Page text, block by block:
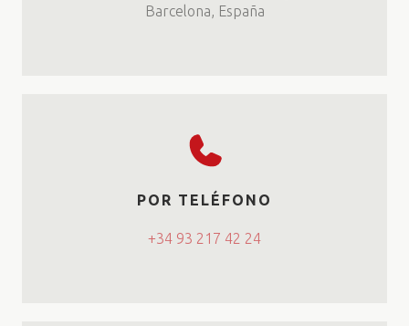
Barcelona, España
POR TELÉFONO
+34 93 217 42 24